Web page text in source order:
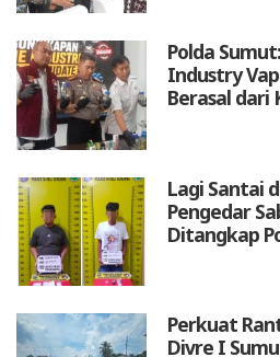
Polda
Industry
Berasal dari
Lagi Santai
Pengedar
Ditangkap
Perkuat
Divre I